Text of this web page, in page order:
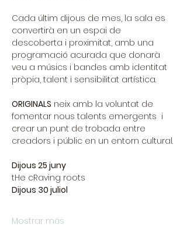
Cada últim dijous de mes, la sala es
convertirà en un espai de
descoberta i proximitat, amb una
programació acurada que donarà
veu a músics i bandes amb identitat
pròpia, talent i sensibilitat artística.
ORIGINALS neix amb la voluntat de
fomentar nous talents emergents  i
crear un punt de trobada entre
creadors i públic en un entorn cultural.
Dijous 25 juny
tHe cRaving roots
Dijous 30 juliol
Mostrar más